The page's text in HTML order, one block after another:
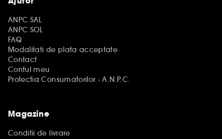
ANPC SAL
ANPC SOL
FAQ
Modalitati de plata acceptate
Contact
Contul meu
Protectia Consumatorilor - A.N.P.C.
Magazine
Conditii de livrare